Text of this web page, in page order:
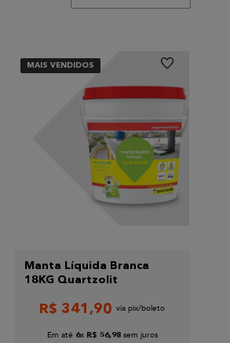
MAIS VENDIDOS
Manta Líquida Branca
18KG Quartzolit
R$ 341 ,90
Em até 6x R$ 56,98 sem juros